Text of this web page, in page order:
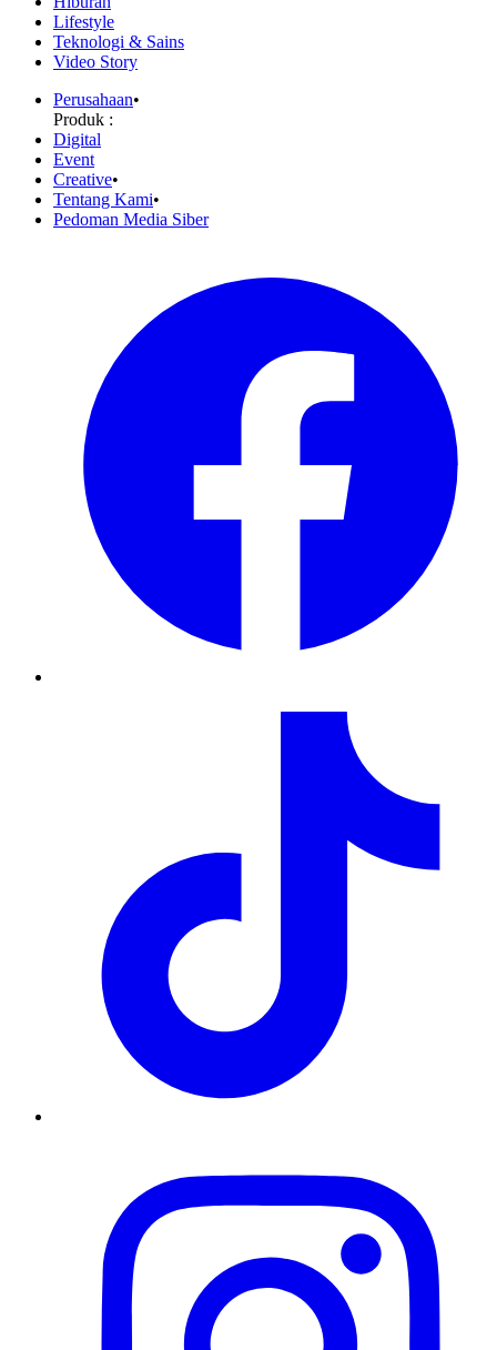
Lifestyle
Teknologi & Sains
Video Story
Perusahaan•
Produk :
Digital
Event
Creative•
Tentang Kami•
Pedoman Media Siber